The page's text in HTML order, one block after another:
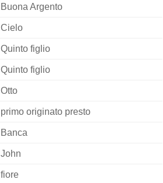
Buona Argento
Cielo
Quinto figlio
Quinto figlio
Otto
primo originato presto
Banca
John
fiore